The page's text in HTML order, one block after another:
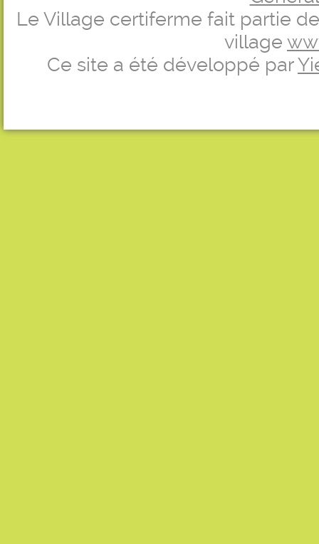
Le Village certiferme fait partie
village
Ce site a été développé par